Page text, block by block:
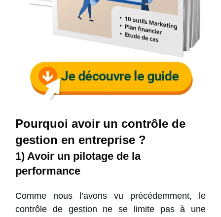
Pourquoi avoir un contrôle de
gestion en entreprise ?
1) Avoir un pilotage de la
performance
Comme nous l’avons vu précédemment, le
contrôle de gestion ne se limite pas à une